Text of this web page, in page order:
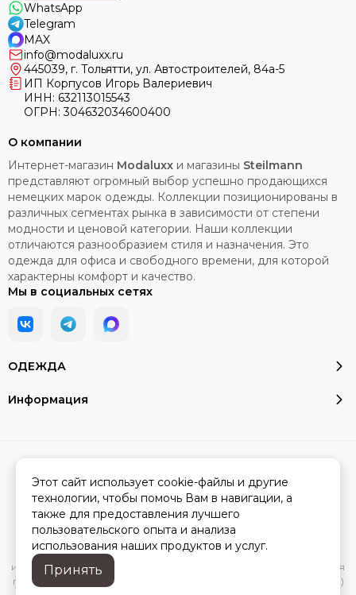
WhatsApp
Telegram
MAX
info@modaluxx.ru
445039, г. Тольятти, ул. Автостроителей, 84а-5
ИП Корпусов Игорь Валериевич
ИНН: 632113015543
ОГРН: 304632034600400
ОДЕЖДА
Информация
О компании
Интернет-магазин Modaluxx и магазины Steilmann
представляют огромный выбор успешно продающихся
немецких марок одежды. Коллекции позиционированы в
различных сегментах рынка в зависимости от степени
модности и ценовой категории. Наши коллекции
отличаются разнообразием стиля и назначения. Это
одежда для офиса и свободного времени, для которой
характерны комфорт и качество.
Мы в социальных сетях
Сделано вMOSK.STUDIOдля платформы InSales
характеристик, стоимости товаров и услуг, носит
информационный характер и ни при каких условиях не является
публичной офертой, определяемой положениями Статьи 437(2)
Этот сайт использует cookie-файлы и другие
технологии, чтобы помочь Вам в навигации, а
также для предоставления лучшего
пользовательского опыта и анализа
использования наших продуктов и услуг.
Принять